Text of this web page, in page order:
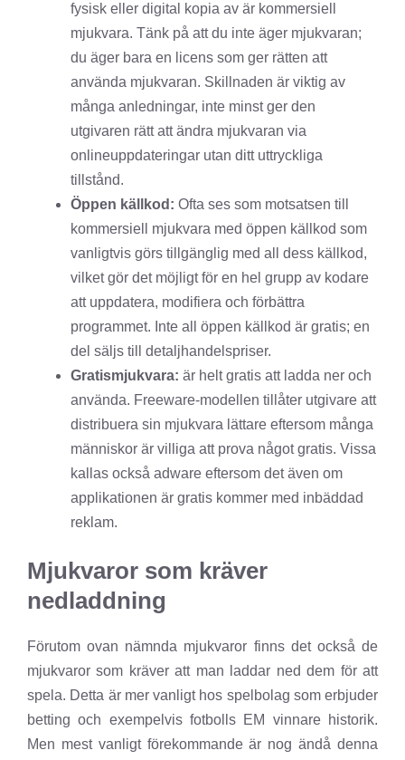
fysisk eller digital kopia av är kommersiell
mjukvara. Tänk på att du inte äger mjukvaran;
du äger bara en licens som ger rätten att
använda mjukvaran. Skillnaden är viktig av
många anledningar, inte minst ger den
utgivaren rätt att ändra mjukvaran via
onlineuppdateringar utan ditt uttryckliga
tillstånd.
Öppen källkod: Ofta ses som motsatsen till
kommersiell mjukvara med öppen källkod som
vanligtvis görs tillgänglig med all dess källkod,
vilket gör det möjligt för en hel grupp av kodare
att uppdatera, modifiera och förbättra
programmet. Inte all öppen källkod är gratis; en
del säljs till detaljhandelspriser.
Gratismjukvara: är helt gratis att ladda ner och
använda. Freeware-modellen tillåter utgivare att
distribuera sin mjukvara lättare eftersom många
människor är villiga att prova något gratis. Vissa
kallas också adware eftersom det även om
applikationen är gratis kommer med inbäddad
reklam.
Mjukvaror som kräver
nedladdning
Förutom ovan nämnda mjukvaror finns det också de
mjukvaror som kräver att man laddar ned dem för att
spela. Detta är mer vanligt hos spelbolag som erbjuder
betting och exempelvis fotbolls EM vinnare historik.
Men mest vanligt förekommande är nog ändå denna